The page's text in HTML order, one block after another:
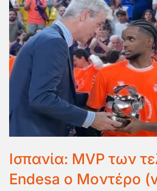
Ισπανία: MVP των
Endesa ο Μοντέρο